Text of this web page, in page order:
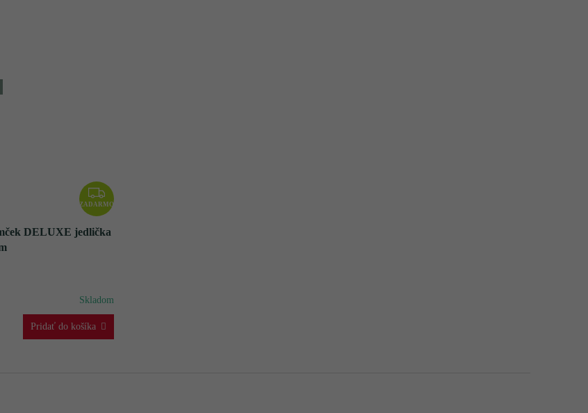
Z
A
D
ZADARMO
DELUXE jedlička
Skladom